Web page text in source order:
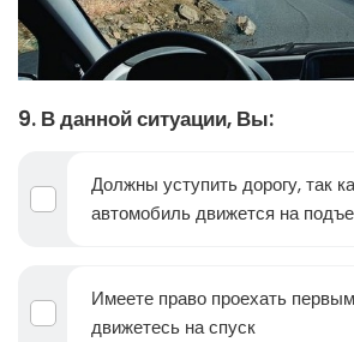
9. В данной ситуации, Вы:
Должны уступить дорогу, так
автомобиль движется на
Имеете право проехать
движетесь на спуск